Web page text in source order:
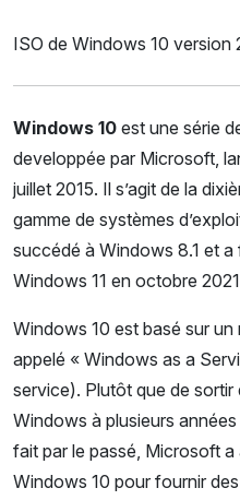
ISO de Windows 10
Windows 10 est une série
developpée par Microsoft,
juillet 2015. Il s’agit de la
gamme de systèmes
succédé à Windows 8.1 et
Windows 11 en octobre
Windows 10 est basé sur
appelé « Windows as a
service). Plutôt que de
Windows à plusieurs
fait par le passé, Microsoft
Windows 10 pour fournir